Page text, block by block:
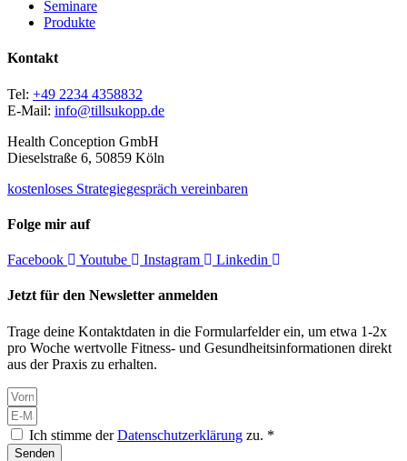
Seminare
Produkte
Kontakt
Tel: +49 2234 4358832
E-Mail: info@tillsukopp.de
Health Conception GmbH
Dieselstraße 6, 50859 Köln
kostenloses Strategiegespräch vereinbaren
Folge mir auf
Facebook Youtube Instagram Linkedin
Jetzt für den Newsletter anmelden
Trage deine Kontaktdaten in die Formularfelder ein, um etwa 1-2x
pro Woche wertvolle Fitness- und Gesundheitsinformationen direkt
aus der Praxis zu erhalten.
Ich stimme derDatenschutzerklärung zu. *
Senden